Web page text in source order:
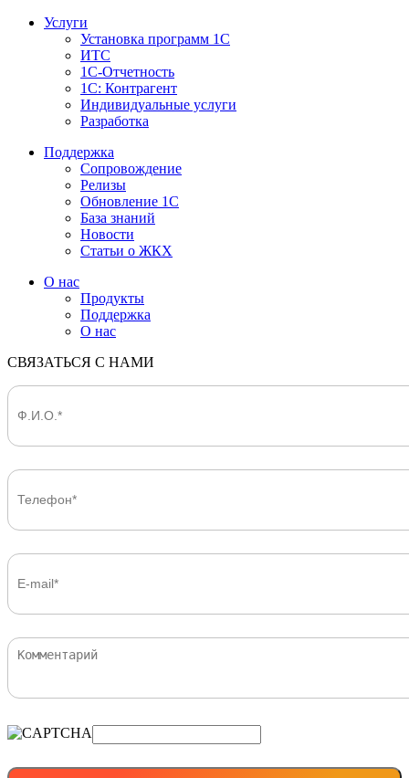
Услуги
Установка программ 1С
ИТС
1С-Отчетность
1С: Контрагент
Индивидуальные услуги
Разработка
Поддержка
Сопровождение
Релизы
Обновление 1С
База знаний
Новости
Статьи о ЖКХ
О нас
Продукты
Поддержка
О нас
СВЯЗАТЬСЯ С НАМИ